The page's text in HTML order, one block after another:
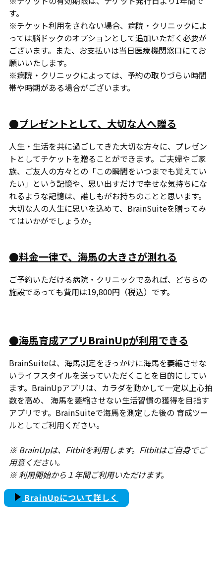
す。
※チケット利用をされない場合、病院・クリニックによ
っては脳ドックのオプションとして追加いただく必要が
ございます。また、お支払いは当日医療機関窓口にてお
願いいたします。
※病院・クリニックによっては、予約の取りづらい時間
帯や時期がある場合がございます。
●プレゼントとして、大切な人へ贈る
人生・生活を共に過ごしてきた大切な方々に、プレゼン
トとしてチケットを贈ることができます。ご夫婦やご家
族、ご友人の方々との「この瞬間をいつまでも覚えてい
たい」という記憶や、思い出すだけで幸せな気持ちにな
れるような記憶は、誰しもがお持ちのことと思います。
大切な人の人生に思いを込めて、BrainSuiteを贈ってみ
てはいかがでしょうか。
●料金一律で、海馬の大きさが測れる
ご予約いただける病院・クリニックであれば、どちらの
施設であっても費用は​19,800円（税込）です。
●海馬育成アプリBrainUpが利用できる
BrainSuiteは、海馬測定をきっかけに海馬を萎縮させな
いライフスタイルを送っていただくことを目的にしてい
ます。BrainUpアプリは、カラダを動かして一定以上心拍
数を高め、 海馬を萎縮させない生活習慣の獲得を目指す
アプリです。BrainSuiteで海馬を測定した後の 育成ツー
ルとしてご利用ください。
※ BrainUpは、Fitbitを利用します。Fitbitはご自身でご
用意ください。
※ 利用開始から１年間ご利用いただけます。
BrainUp​について詳しく